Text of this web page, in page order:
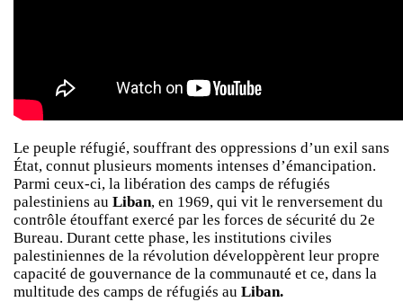
Le peuple réfugié, souffrant des oppressions d’un exil sans
État, connut plusieurs moments intenses d’émancipation.
Parmi ceux-ci, la libération des camps de réfugiés
palestiniens au Liban, en 1969, qui vit le renversement du
contrôle étouffant exercé par les forces de sécurité du 2e
Bureau. Durant cette phase, les institutions civiles
palestiniennes de la révolution développèrent leur propre
capacité de gouvernance de la communauté et ce, dans la
multitude des camps de réfugiés au Liban.